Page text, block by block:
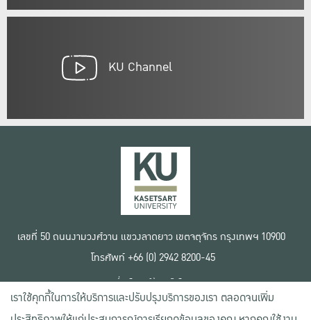
KU Channel
เลขที่ 50 ถนนงามวงศ์วาน แขวงลาดยาว เขตจตุจักร กรุงเทพฯ 10900
โทรศัพท์ +66 (0) 2942 8200-45
เงื่อนไขการใช้งานเว็บไซต์
ข้อตกลงด้านสิทธิ์ใช้งาน
นโยบายความเป็นส่วนตัว
เราใช้คุกกี้ในการให้บริการและปรับปรุงบริการของเรา ตลอดจนเพิ่ม